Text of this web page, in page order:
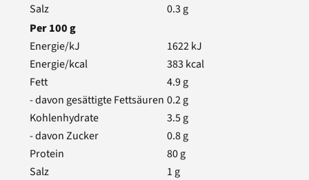
Salz
0.3g
Per100g
Energie/kJ
1622kJ
Energie/kcal
383 kcal
Fett
4.9g
- davon gesättigte Fettsäuren 0.2g
Kohlenhydrate
3.5g
- davon Zucker
0.8g
Protein
80g
Salz
1g